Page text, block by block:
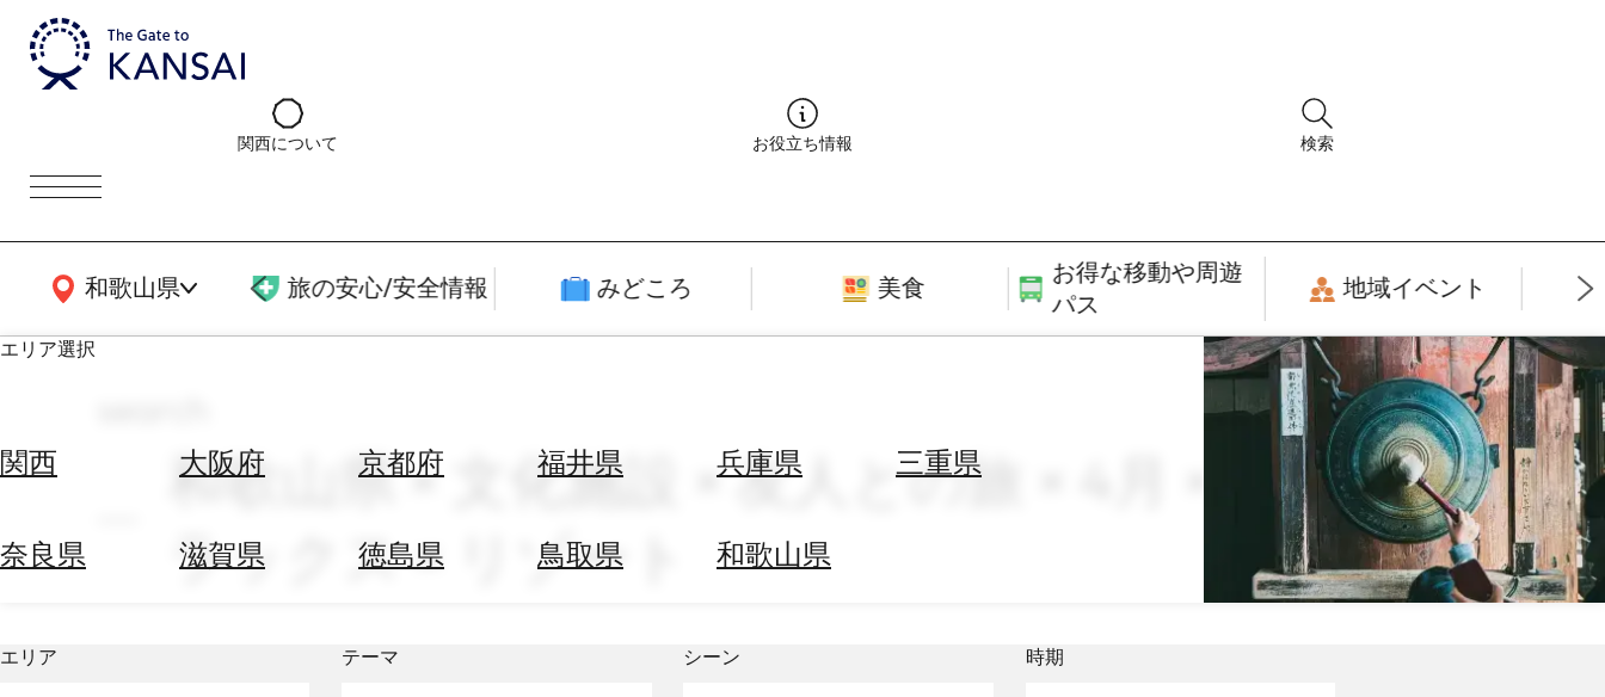
関西について お役立ち情報 検索
和歌山県
関西広域MAP 旅の安心/安全情報 みどころ 美食
お得な移動や周遊
パス
地域イベント
エリア選択
関西 大阪府 京都府 福井県 兵庫県 三重県
奈良県 滋賀県 徳島県 鳥取県 和歌山県
和歌山県 × 文化施設 × 友人との旅 × 4月 × 癒し・リ
ラックス × リゾート
エリア テーマ シーン 時期